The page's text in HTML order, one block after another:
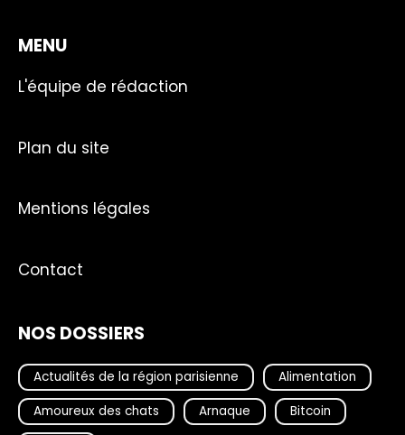
MENU
L'équipe de rédaction
Plan du site
Mentions légales
Contact
NOS DOSSIERS
Actualités de la région parisienne
Alimentation
Amoureux des chats
Arnaque
Bitcoin